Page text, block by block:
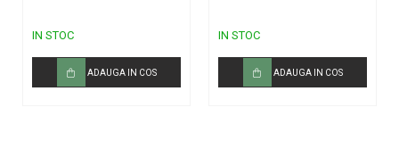
IN STOC
ADAUGA IN COS
IN STOC
ADAUGA IN COS